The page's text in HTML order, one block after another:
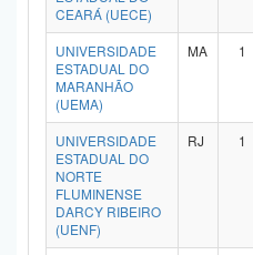
CEARÁ (UECE)
UNIVERSIDADE
ESTADUAL DO
MARANHÃO
(UEMA)
MA 1
UNIVERSIDADE
ESTADUAL DO
NORTE
FLUMINENSE
DARCY RIBEIRO
(UENF)
RJ 1